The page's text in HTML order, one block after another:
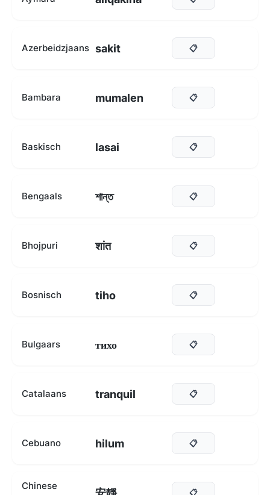
Azerbeidzjaans sakit 📋
Bambara mumalen 📋
Baskisch lasai 📋
Bengaals শান্ত 📋
Bhojpuri शांत 📋
Bosnisch tiho 📋
Bulgaars тихо 📋
Catalaans tranquil 📋
Cebuano hilum 📋
Chinese
📋